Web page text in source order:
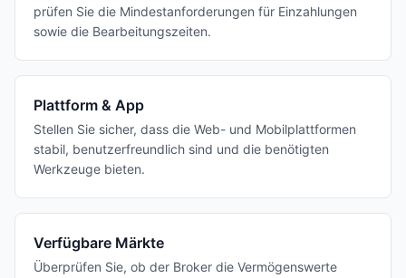
prüfen Sie die Mindestanforderungen für Einzahlungen
sowie die Bearbeitungszeiten.
Plattform & App
Stellen Sie sicher, dass die Web- und Mobilplattformen
stabil, benutzerfreundlich sind und die benötigten
Werkzeuge bieten.
Verfügbare Märkte
Überprüfen Sie, ob der Broker die Vermögenswerte